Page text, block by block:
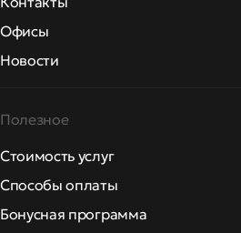
Офисы
Новости
Полезное
Стоимость услуг
Способы оплаты
Бонусная программа